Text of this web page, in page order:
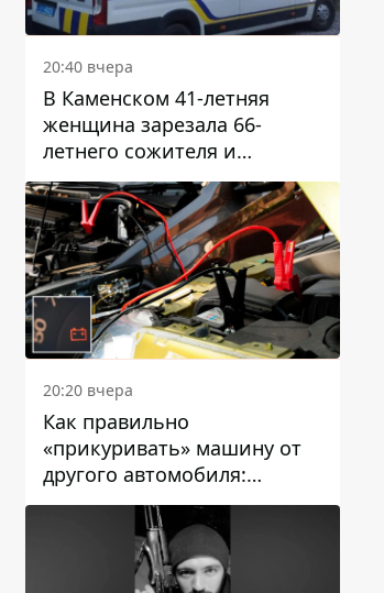
20:40 вчера
В Каменском 41-летняя
женщина зарезала 66-
летнего сожителя и
пыталась обмануть
полицейских
20:20 вчера
Как правильно
«прикуривать» машину от
другого автомобиля:
инструкция для водителей